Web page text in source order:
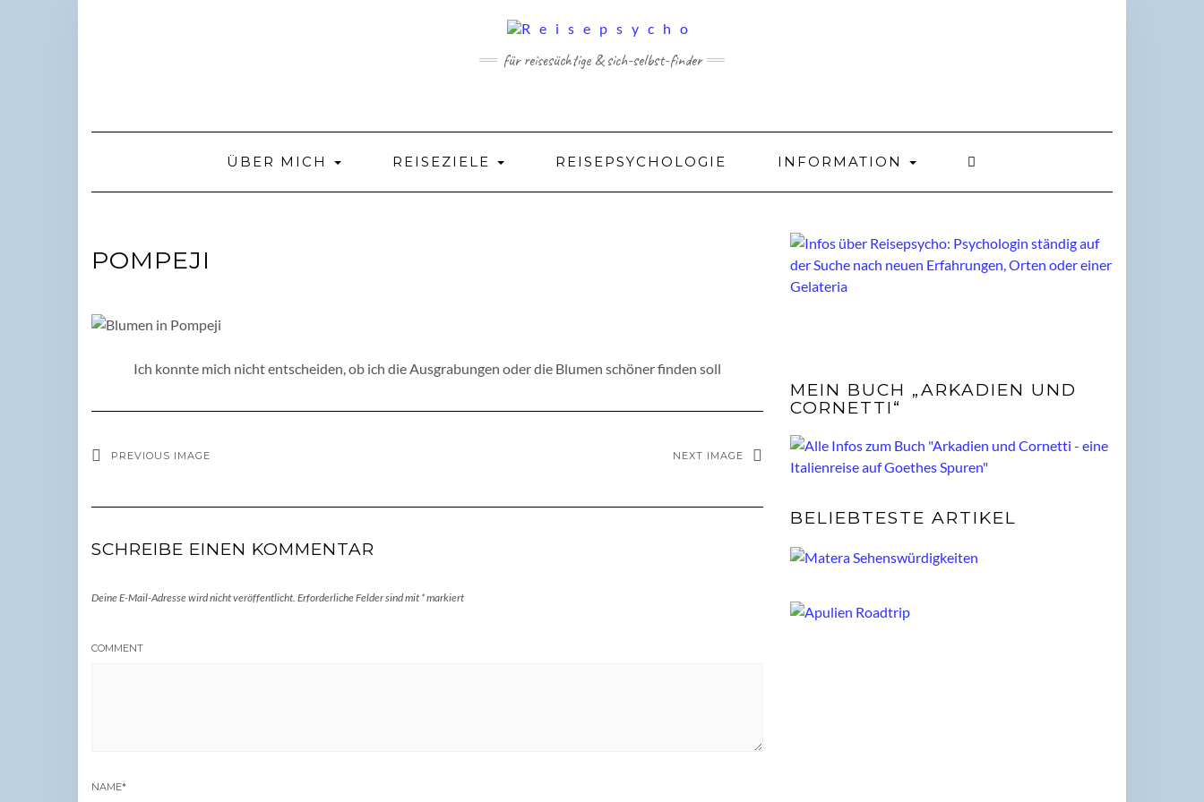
für reisesüchtige & sich-selbst-finder
ÜBER MICH REISEZIELE REISEPSYCHOLOGIE INFORMATION
POMPEJI
Ich konnte mich nicht entscheiden, ob ich die Ausgrabungen oder die Blumen schöner finden soll
PREVIOUS IMAGE NEXT IMAGE
SCHREIBE EINEN KOMMENTAR
Deine E-Mail-Adresse wird nicht veröffentlicht. Erforderliche Felder sind mit *markiert
COMMENT
NAME*
MEIN BUCH „ARKADIEN UND
CORNETTI“
BELIEBTESTE ARTIKEL